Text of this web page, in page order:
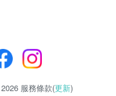
服務條款(更新)